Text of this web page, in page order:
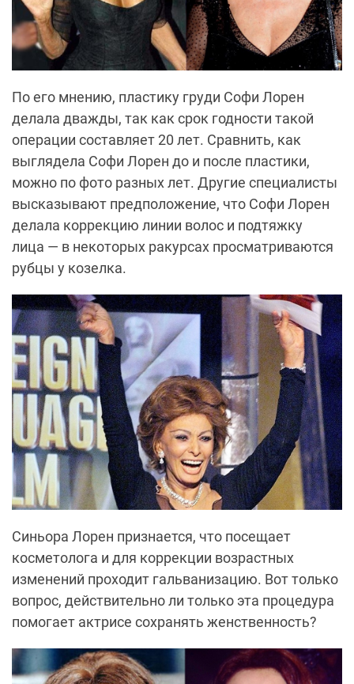
По его мнению, пластику груди Софи Лорен
делала дважды, так как срок годности такой
операции составляет 20 лет. Сравнить, как
выглядела Софи Лорен до и после пластики,
можно по фото разных лет. Другие специалисты
высказывают предположение, что Софи Лорен
делала коррекцию линии волос и подтяжку
лица — в некоторых ракурсах просматриваются
рубцы у козелка.
Синьора Лорен признается, что посещает
косметолога и для коррекции возрастных
изменений проходит гальванизацию. Вот только
вопрос, действительно ли только эта процедура
помогает актрисе сохранять женственность?